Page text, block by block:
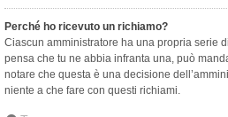
Perché ho ricevuto un richiamo?
Ciascun amministratore ha una propria serie
pensa che tu ne abbia infranta una, può
notare che questa è una decisione
niente a che fare con questi richiami.